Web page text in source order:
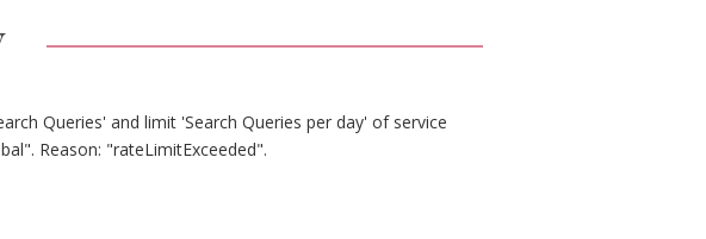
Queries' and limit 'Search Queries per day' of service
Reason: "rateLimitExceeded".